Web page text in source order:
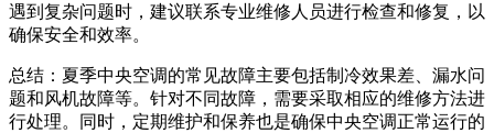
遇到复杂问题时，建议联系专业维修人员进行检查和修复，以
确保安全和效率。
总结：夏季中央空调的常见故障主要包括制冷效果差、漏水问
题和风机故障等。针对不同故障，需要采取相应的维修方法进
行处理。同时，定期维护和保养也是确保中央空调正常运行的